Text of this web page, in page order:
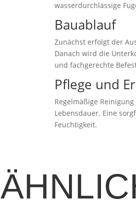
wasserdurchlässige
Bauablauf
Zunächst erfolgt der
Danach wird die
und fachgerechte
Pflege und
Regelmäßige
Lebensdauer. Eine
Feuchtigkeit.